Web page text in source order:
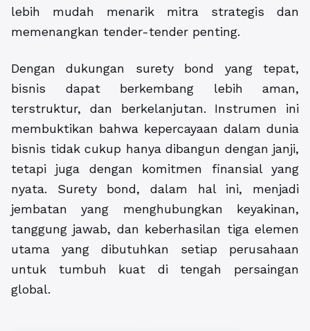
lebih mudah menarik mitra strategis dan
memenangkan tender-tender penting.
Dengan dukungan surety bond yang tepat,
bisnis dapat berkembang lebih aman,
terstruktur, dan berkelanjutan. Instrumen ini
membuktikan bahwa kepercayaan dalam dunia
bisnis tidak cukup hanya dibangun dengan janji,
tetapi juga dengan komitmen finansial yang
nyata. Surety bond, dalam hal ini, menjadi
jembatan yang menghubungkan keyakinan,
tanggung jawab, dan keberhasilan tiga elemen
utama yang dibutuhkan setiap perusahaan
untuk tumbuh kuat di tengah persaingan
global.